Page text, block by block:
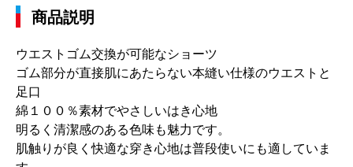
商品説明
ウエストゴム交換が可能なショーツ
ゴム部分が直接肌にあたらない本縫い仕様のウエストと
足口
綿１００％素材でやさしいはき心地
明るく清潔感のある色味も魅力です。
肌触りが良く快適な穿き心地は普段使いにも適していま